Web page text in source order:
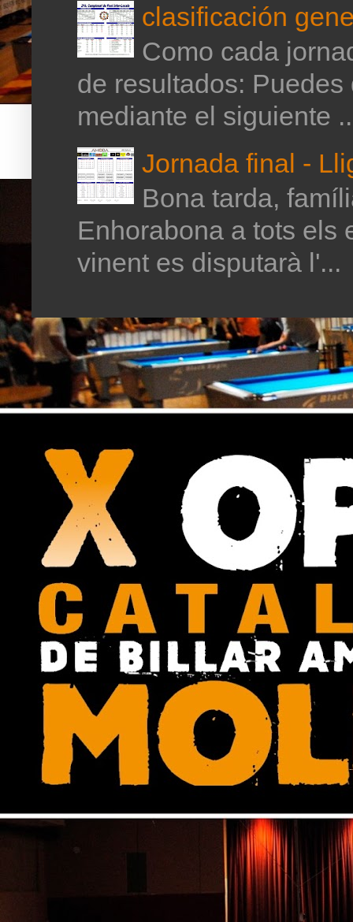
clasificación
Como cada
de resultados:
mediante el siguiente
Jornada final -
Bona tarda,
Enhorabona a tots els
vinent es disputarà l'...